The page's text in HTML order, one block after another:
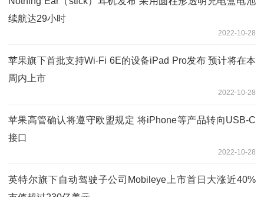
续航达29小时
2022-10-28
苹果旗下首批支持Wi-Fi 6E的设备iPad Pro发布 预计将在本
周内上市
2022-10-28
苹果高管确认将遵守欧盟规定 将iPhone等产品转向USB-C
接口
2022-10-28
英特尔旗下自动驾驶子公司Mobileye上市首日大涨近40%